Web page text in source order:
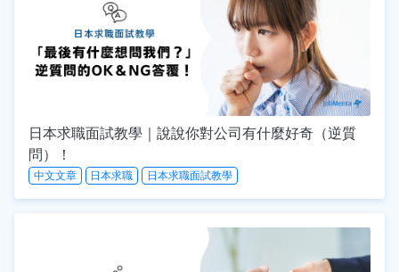
日本求職面試教學｜說說你對公司有什麼好奇（逆質
問）！
中文文章 日本求職 日本求職面試教學